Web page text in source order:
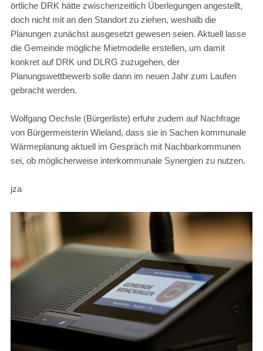
örtliche DRK hätte zwischenzeitlich Überlegungen angestellt,
doch nicht mit an den Standort zu ziehen, weshalb die
Planungen zunächst ausgesetzt gewesen seien. Aktuell lasse
die Gemeinde mögliche Mietmodelle erstellen, um damit
konkret auf DRK und DLRG zuzugehen, der
Planungswettbewerb solle dann im neuen Jahr zum Laufen
gebracht werden.
Wolfgang Oechsle (Bürgerliste) erfuhr zudem auf Nachfrage
von Bürgermeisterin Wieland, dass sie in Sachen kommunale
Wärmeplanung aktuell im Gespräch mit Nachbarkommunen
sei, ob möglicherweise interkommunale Synergien zu nutzen.
jza